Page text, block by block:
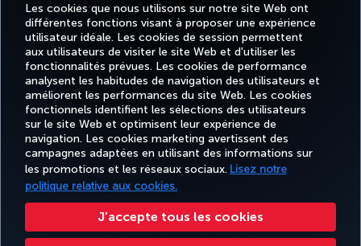
Les cookies que nous utilisons sur notre site Web ont
différentes fonctions visant à proposer une expérience
utilisateur idéale. Les cookies de session permettent
aux utilisateurs de visiter le site Web et d'utiliser les
fonctionnalités prévues. Les cookies de performance
analysent les habitudes de navigation des utilisateurs et
améliorent les performances du site Web. Les cookies
fonctionnels identifient les sélections des utilisateurs
sur le site Web et optimisent leur expérience de
navigation. Les cookies marketing avertissent des
campagnes adaptées en utilisant des informations sur
les promotions et les réseaux sociaux. Lisez notre
politique relative aux cookies.
J’accepte tous les cookies
MEILLEUR WI-FI EN EUROPE
Facebook
TwitterInstagram
YouTubeLinkedIn
TiktokBlogPinterest
RÉSERVER
ET GÉRER
EXPÉRIENCE
OFFRES ET
DESTINATIONS
AIDE
MILES
&
Accessibilité